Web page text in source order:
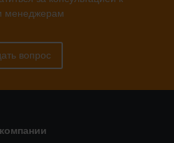
менеджерам
вопрос